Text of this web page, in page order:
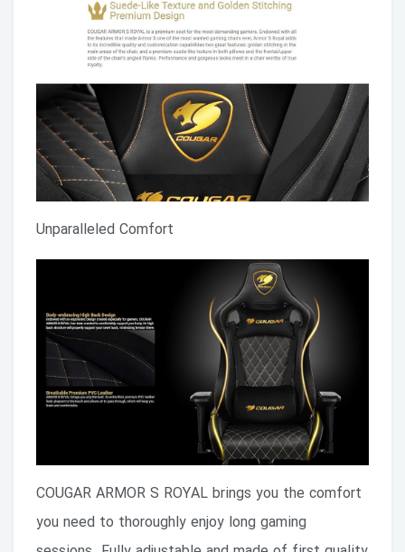
Unparalleled Comfort
COUGAR ARMOR S ROYAL brings you the comfort
you need to thoroughly enjoy long gaming